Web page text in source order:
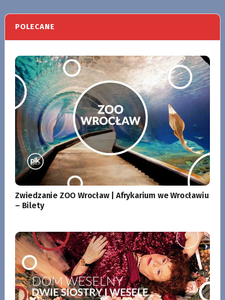
POLECANE
Zwiedzanie ZOO Wrocław | Afrykarium we Wrocławiu
– Bilety